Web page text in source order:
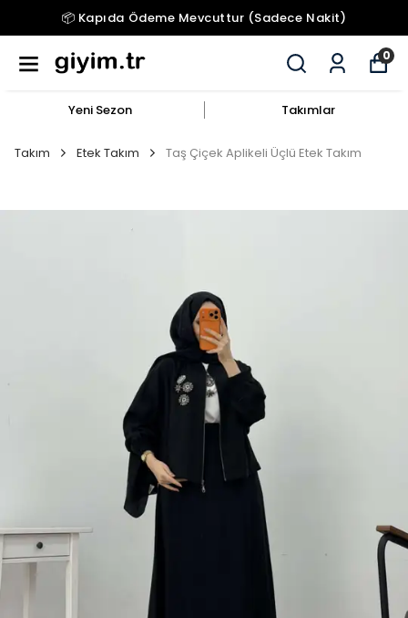
📦 Kapıda Ödeme Mevcuttur (Sadece Nakit)
0
Yeni Sezon Takımlar
Takım Etek Takım Taş Çiçek Aplikeli Üçlü Etek Takım